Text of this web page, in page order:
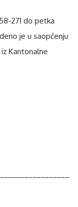
271 do petka
je u saopćenju
Kantonalne